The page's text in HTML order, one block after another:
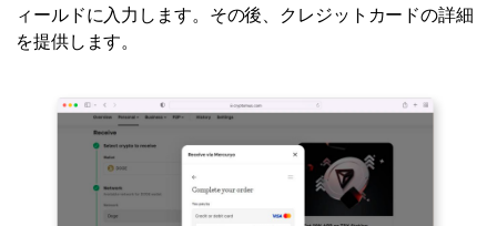
ィールドに入力します。その後、クレジットカードの詳細
を提供します。